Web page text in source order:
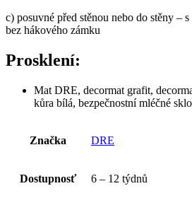
c) posuvné před stěnou nebo do stěny –
bez hákového zámku
Prosklení:
Mat DRE, decormat grafit,
kůra bílá, bezpečnostní mléčné
Značka DRE
Dostupnosť 6 – 12 týdnů